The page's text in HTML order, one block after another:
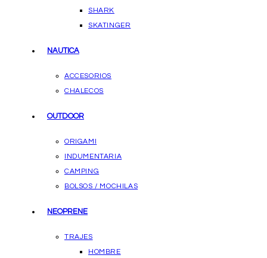
SHARK
SKATINGER
NAUTICA
ACCESORIOS
CHALECOS
OUTDOOR
ORIGAMI
INDUMENTARIA
CAMPING
BOLSOS / MOCHILAS
NEOPRENE
TRAJES
HOMBRE